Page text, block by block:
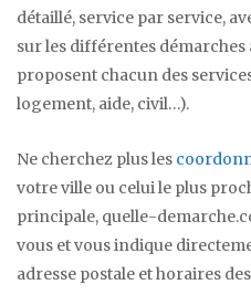
détaillé, service par service,
sur les différentes
proposent chacun des
logement, aide, civil…).
Ne cherchez plus les
votre ville ou celui le plus
principale, quelle-
vous et vous indique
adresse postale et horaires